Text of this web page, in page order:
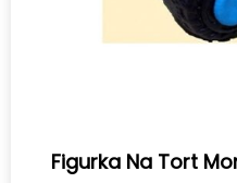
Figurka Na Tort